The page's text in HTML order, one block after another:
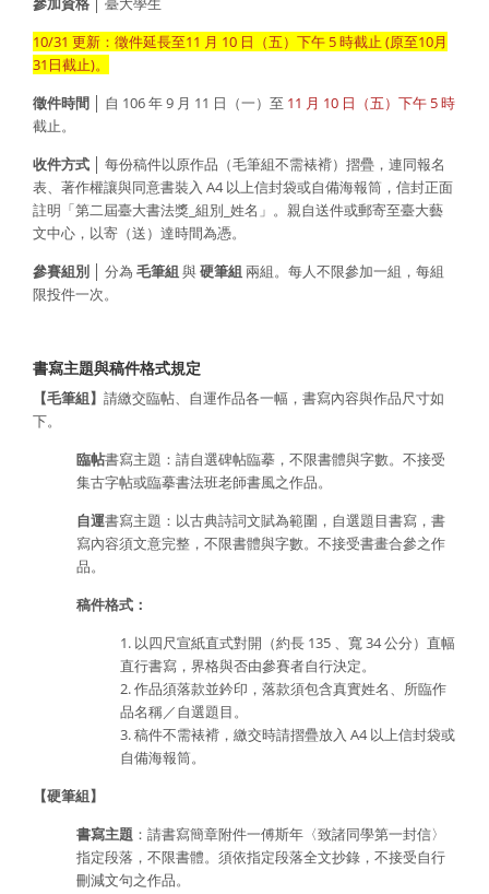
10/31 更新：徵件延長至11 月 10 日（五）下午 5 時截止 (原至10月
31日截止)。
徵件時間 │ 自 106 年 9 月 11 日（一）至 11 月 10 日（五）下午 5 時
截止。
收件方式 │ 每份稿件以原作品（毛筆組不需裱褙）摺疊，連同報名
表、著作權讓與同意書裝入 A4 以上信封袋或自備海報筒，信封正面
註明「第二屆臺大書法獎_組別_姓名」。親自送件或郵寄至臺大藝
文中心，以寄（送）達時間為憑。
參賽組別 │ 分為 毛筆組 與硬筆組 兩組。每人不限參加一組，每組
限投件一次。
書寫主題與稿件格式規定
【毛筆組】 請繳交臨帖、自運作品各一幅，書寫內容與作品尺寸如
下。
臨帖書寫主題：請自選碑帖臨摹，不限書體與字數。不接受
集古字帖或臨摹書法班老師書風之作品。
自運書寫主題：以古典詩詞文賦為範圍，自選題目書寫，書
寫內容須文意完整，不限書體與字數。不接受書畫合參之作
品。
稿件格式：
1. 以四尺宣紙直式對開（約長 135 、寬 34 公分）直幅
直行書寫，界格與否由參賽者自行決定。
2. 作品須落款並鈐印，落款須包含真實姓名、所臨作
品名稱／自選題目。
3. 稿件不需裱褙，繳交時請摺疊放入 A4 以上信封袋或
自備海報筒。
【硬筆組】
書寫主題 ：請書寫簡章附件一傅斯年〈致諸同學第一封信〉
指定段落，不限書體。須依指定段落全文抄錄，不接受自行
刪減文句之作品。